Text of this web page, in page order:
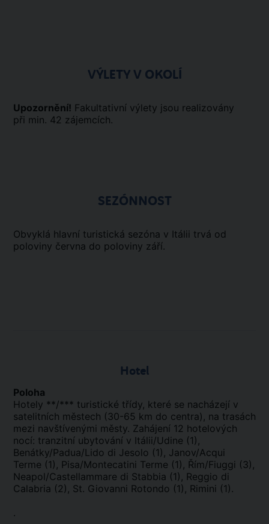
VÝLETY V OKOLÍ
Upozornění! Fakultativní výlety jsou realizovány
při min. 42 zájemcích.
SEZÓNNOST
Obvyklá hlavní turistická sezóna v Itálii trvá od
poloviny června do poloviny září.
Hotel
Poloha
Hotely **/*** turistické třídy, které se nacházejí v
satelitních městech (30-65 km do centra), na trasách
mezi navštívenými městy. Zahájení 12 hotelových
nocí: tranzitní ubytování v Itálii/Udine (1),
Benátky/Padua/Lido di Jesolo (1), Janov/Acqui
Terme (1), Pisa/Montecatini Terme (1), Řím/Fiuggi (3),
Neapol/Castellammare di Stabbia (1), Reggio di
Calabria (2), St. Giovanni Rotondo (1), Rimini (1).
.